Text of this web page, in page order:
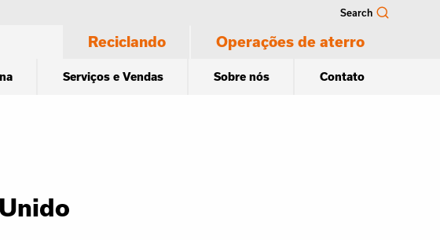
Search
Reciclando Operações de aterro
Serviços e Vendas Sobre nós Contato